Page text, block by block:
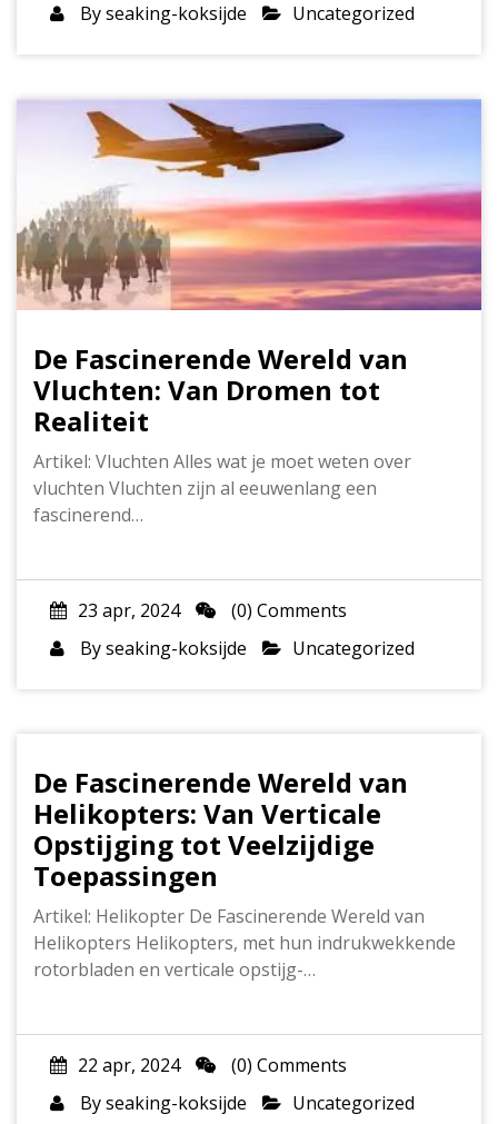
Byseaking-koksijde Uncategorized
De Fascinerende Wereld van
Vluchten: Van Dromen tot
Realiteit
Artikel: Vluchten Alles wat je moet weten over
vluchten Vluchten zijn al eeuwenlang een
fascinerend…
23 apr, 2024
(0) Comments
Byseaking-koksijde Uncategorized
De Fascinerende Wereld van
Helikopters: Van Verticale
Opstijging tot Veelzijdige
Toepassingen
Artikel: Helikopter De Fascinerende Wereld van
Helikopters Helikopters, met hun indrukwekkende
rotorbladen en verticale opstijg-…
22 apr, 2024
(0) Comments
Byseaking-koksijde Uncategorized